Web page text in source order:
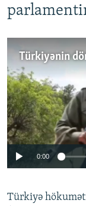
No
0:00
Türkiyə